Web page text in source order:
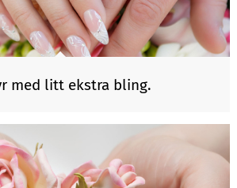
med litt ekstra bling.